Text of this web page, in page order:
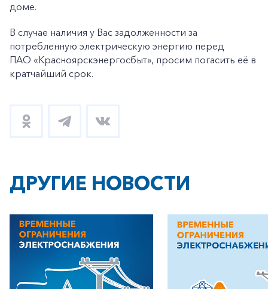
доме.
В случае наличия у Вас задолженности за
потребленную электрическую энергию перед
ПАО «Красноярскэнергосбыт», просим погасить её в
кратчайший срок.
ДРУГИЕ НОВОСТИ